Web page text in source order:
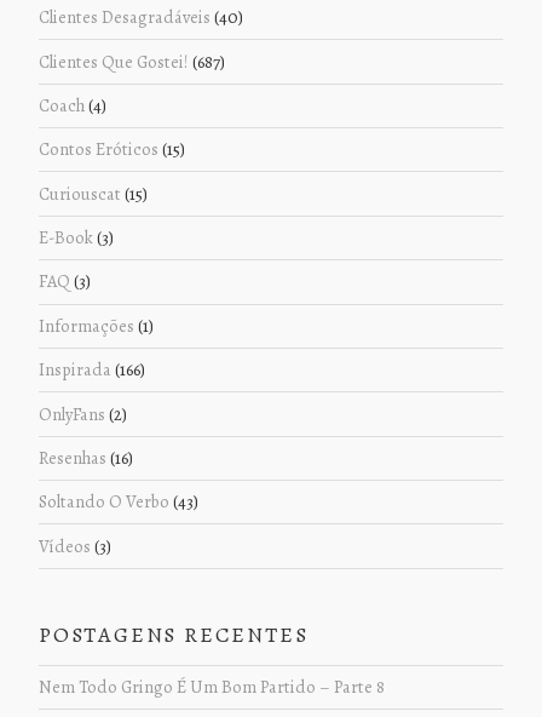
Clientes Desagradáveis (40)
Clientes Que Gostei! (687)
Coach(4)
Contos Eróticos (15)
Curiouscat (15)
E-Book(3)
FAQ (3)
Informações (1)
Inspirada (166)
OnlyFans (2)
Resenhas (16)
Soltando O Verbo (43)
Vídeos (3)
POSTAGENS RECENTES
Nem Todo Gringo É Um Bom Partido – Parte 8